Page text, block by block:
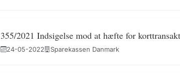
355/2021 Indsigelse mod at hæfte for
24-05-2022 Sparekassen Danmark